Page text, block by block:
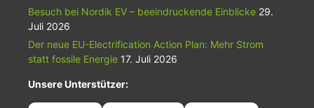
Besuch bei Nordik EV – beeindruckende Einblicke 29.
Juli 2026
Der neue EU-Electrification Action Plan: Mehr Strom
statt fossile Energie 17. Juli 2026
Unsere Unterstützer: